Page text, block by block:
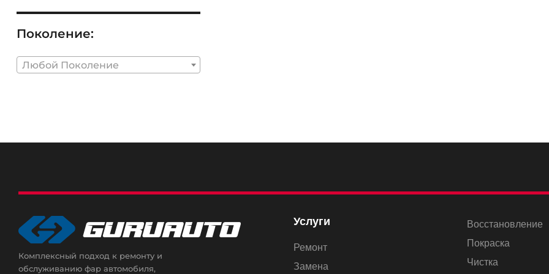
Поколение:
Любой Поколение
Комплексный подход к ремонту и
обслуживанию фар автомобиля,
Услуги
Ремонт
Замена
Восстановление
Покраска
Чистка